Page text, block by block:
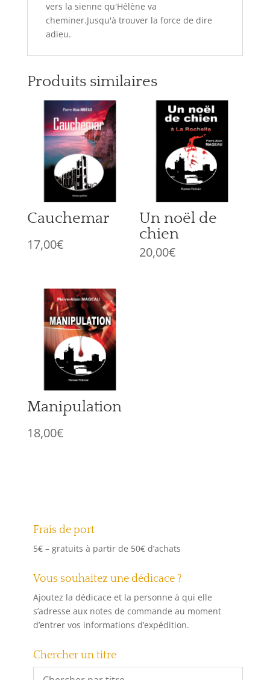
vers la sienne qu'Hélène va
cheminer.Jusqu'à trouver la force de dire
adieu.
Produits similaires
Cauchemar
17,00€
Un noël de
chien
20,00€
Manipulation
18,00€
Frais de port
5€ – gratuits à partir de 50€ d’achats
Vous souhaitez une dédicace ?
Ajoutez la dédicace et la personne à qui elle
s’adresse aux notes de commande au moment
d’entrer vos informations d’expédition.
Chercher un titre